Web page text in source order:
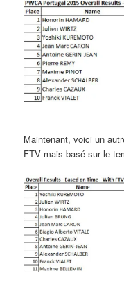
Maintenant, voici un
FTV mais basé sur le